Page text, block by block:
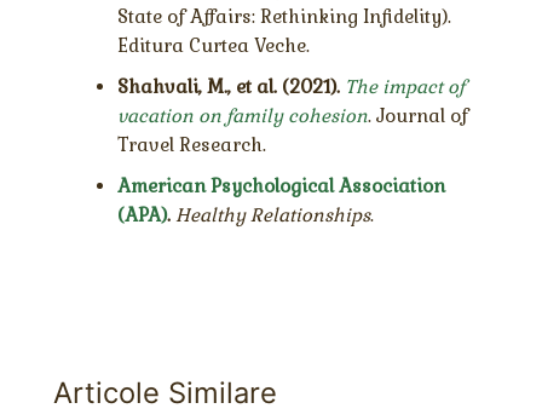
State of Affairs: Rethinking Infidelity).
Editura Curtea Veche.
Shahvali, M., et al. (2021). The impact of
vacation on family cohesion. Journal of
Travel Research.
American Psychological Association
(APA). Healthy Relationships.
Articole Similare